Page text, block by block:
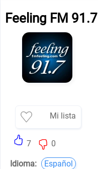
Feeling FM 91.7
Mi lista
7 0
Idioma:
Español